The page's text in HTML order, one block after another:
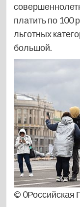
платить по 100
льготных
большой.
© 0Российская